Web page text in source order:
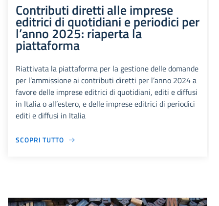
Contributi diretti alle imprese
editrici di quotidiani e periodici per
l’anno 2025: riaperta la
piattaforma
Riattivata la piattaforma per la gestione delle domande
per l’ammissione ai contributi diretti per l’anno 2024 a
favore delle imprese editrici di quotidiani, editi e diffusi
in Italia o all’estero, e delle imprese editrici di periodici
editi e diffusi in Italia
SCOPRI TUTTO